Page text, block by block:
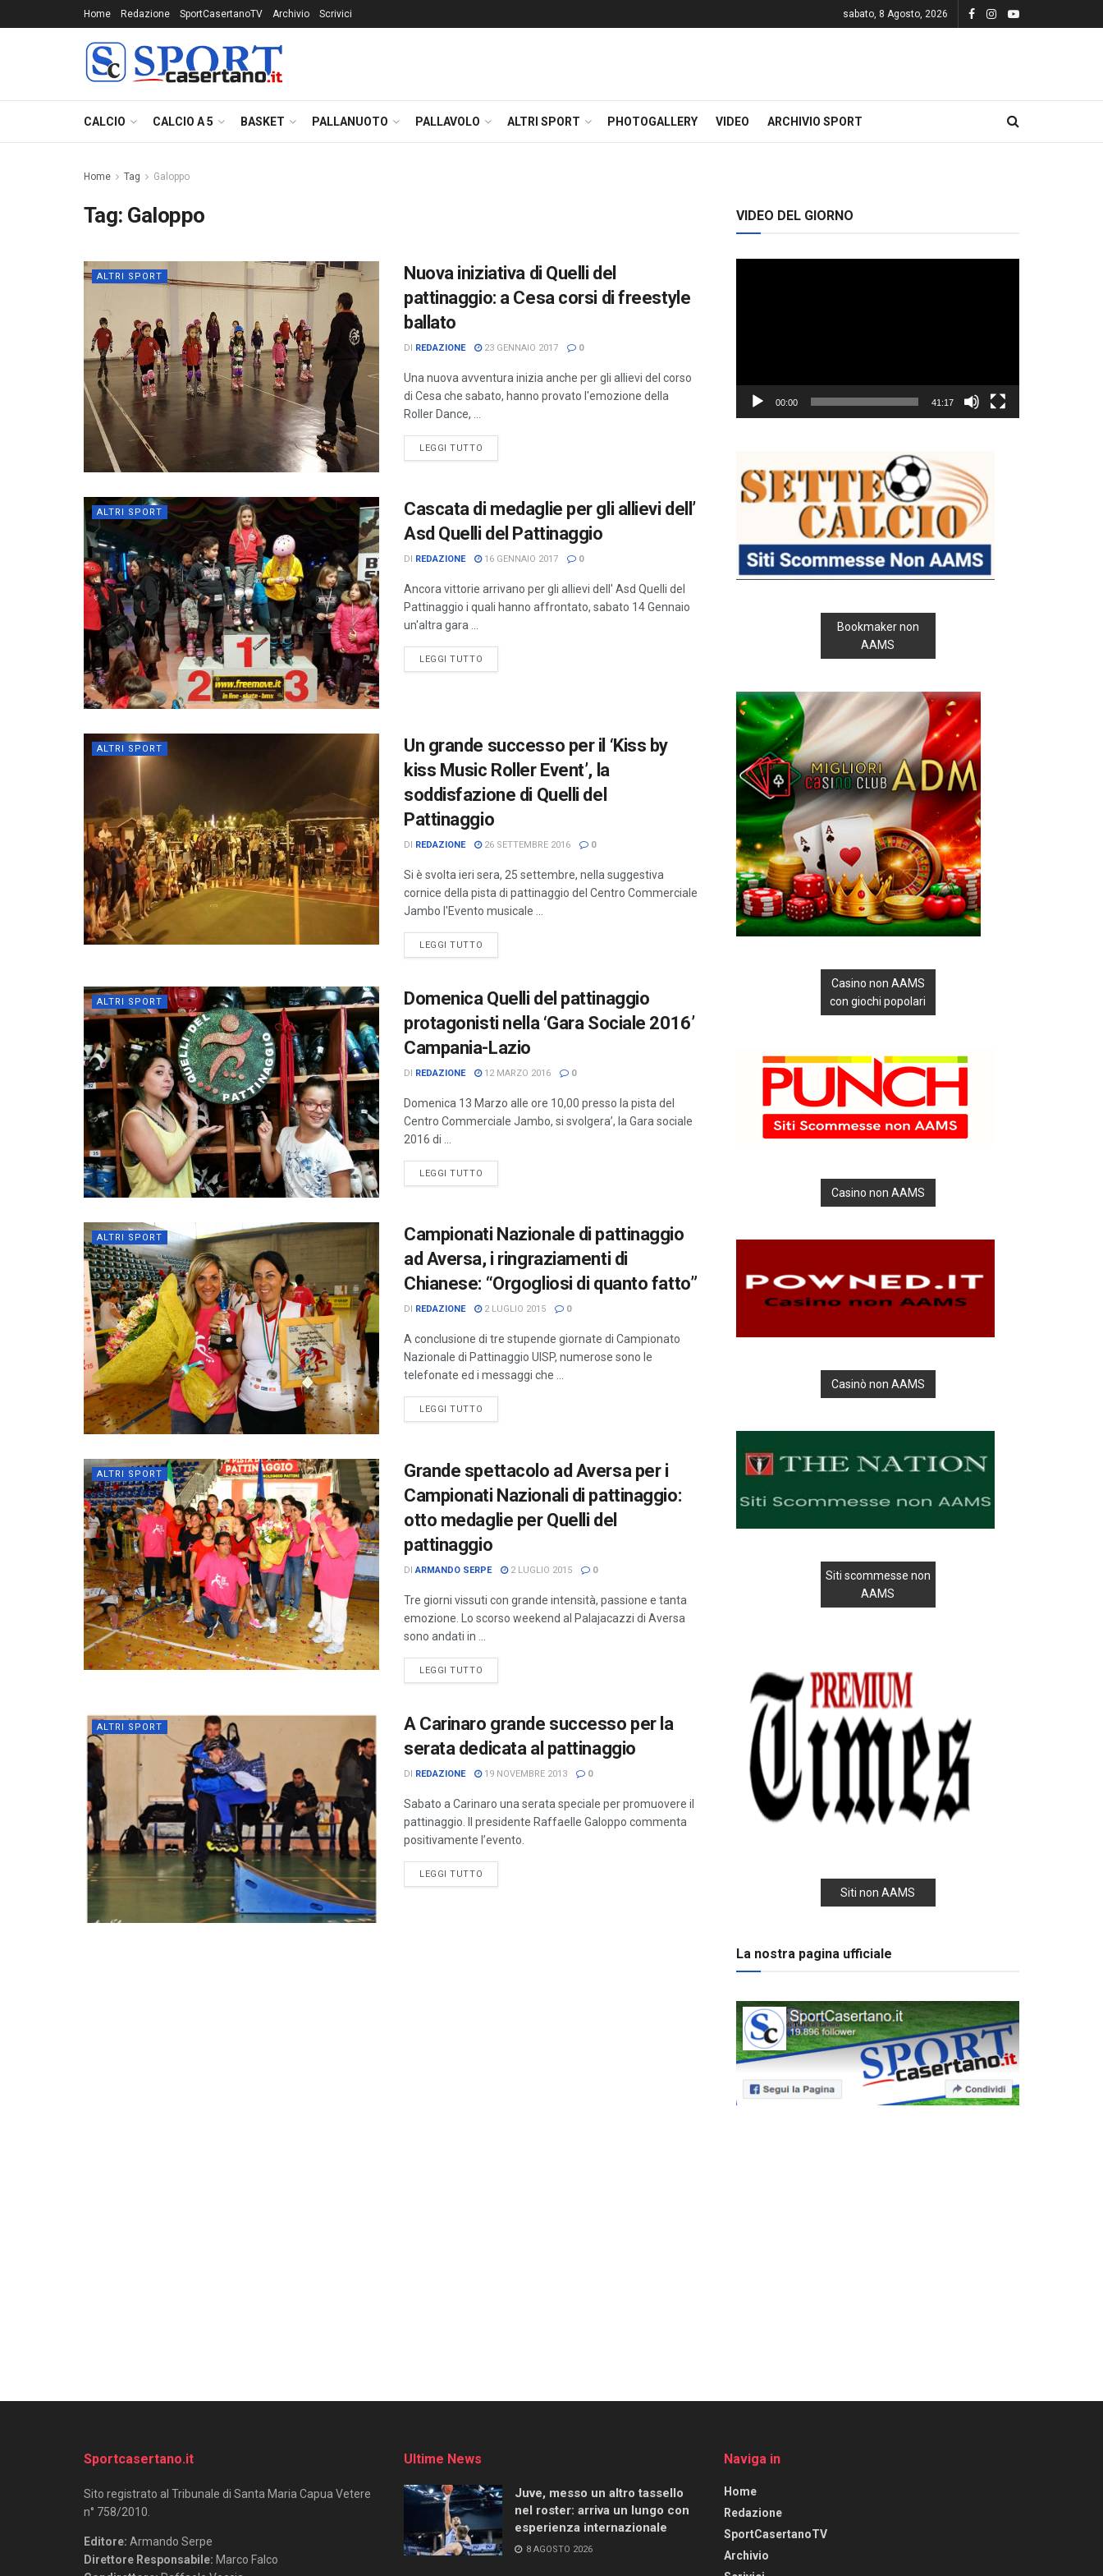
Home Redazione SportCasertanoTV Archivio Scrivici sabato, 8 Agosto, 2026
CALCIO CALCIO A 5 BASKET PALLANUOTO PALLAVOLO ALTRI SPORT PHOTOGALLERY VIDEO ARCHIVIO SPORT
Home Tag Galoppo
Tag: Galoppo
ALTRI SPORT
Nuova iniziativa di Quelli del
pattinaggio: a Cesa corsi di freestyle
ballato
DI REDAZIONE 23 GENNAIO 2017 0
Una nuova avventura inizia anche per gli allievi del corso
di Cesa che sabato, hanno provato l'emozione della
Roller Dance, ...
LEGGI TUTTO
ALTRI SPORT
Cascata di medaglie per gli allievi dell’
Asd Quelli del Pattinaggio
DI REDAZIONE 16 GENNAIO 2017 0
Ancora vittorie arrivano per gli allievi dell' Asd Quelli del
Pattinaggio i quali hanno affrontato, sabato 14 Gennaio
un'altra gara ...
LEGGI TUTTO
ALTRI SPORT
Un grande successo per il ‘Kiss by
kiss Music Roller Event’, la
soddisfazione di Quelli del
Pattinaggio
DI REDAZIONE 26 SETTEMBRE 2016 0
Si è svolta ieri sera, 25 settembre, nella suggestiva
cornice della pista di pattinaggio del Centro Commerciale
Jambo l'Evento musicale ...
LEGGI TUTTO
ALTRI SPORT
Domenica Quelli del pattinaggio
protagonisti nella ‘Gara Sociale 2016’
Campania-Lazio
DI REDAZIONE 12 MARZO 2016 0
Domenica 13 Marzo alle ore 10,00 presso la pista del
Centro Commerciale Jambo, si svolgera’, la Gara sociale
2016 di ...
LEGGI TUTTO
ALTRI SPORT
Campionati Nazionale di pattinaggio
ad Aversa, i ringraziamenti di
Chianese: “Orgogliosi di quanto fatto”
DI REDAZIONE 2 LUGLIO 2015 0
A conclusione di tre stupende giornate di Campionato
Nazionale di Pattinaggio UISP, numerose sono le
telefonate ed i messaggi che ...
LEGGI TUTTO
ALTRI SPORT
Grande spettacolo ad Aversa per i
Campionati Nazionali di pattinaggio:
otto medaglie per Quelli del
pattinaggio
DI ARMANDO SERPE 2 LUGLIO 2015 0
Tre giorni vissuti con grande intensità, passione e tanta
emozione. Lo scorso weekend al Palajacazzi di Aversa
sono andati in ...
LEGGI TUTTO
ALTRI SPORT
A Carinaro grande successo per la
serata dedicata al pattinaggio
DI REDAZIONE 19 NOVEMBRE 2013 0
Sabato a Carinaro una serata speciale per promuovere il
pattinaggio. Il presidente Raffaelle Galoppo commenta
positivamente l’evento.
LEGGI TUTTO
VIDEO DEL GIORNO
00:00 41:17
Bookmaker non
AAMS
Casino non AAMS
con giochi popolari
Casino non AAMS
Casinò non AAMS
Siti scommesse non
AAMS
Siti non AAMS
La nostra pagina ufficiale
Sportcasertano.it
Sito registrato al Tribunale di Santa Maria Capua Vetere
n° 758/2010.
Editore: Armando Serpe
Direttore Responsabile: Marco Falco
Ultime News
Juve, messo un altro tassello
nel roster: arriva un lungo con
esperienza internazionale
8 AGOSTO 2026
Naviga in
Home
Redazione
SportCasertanoTV
Archivio